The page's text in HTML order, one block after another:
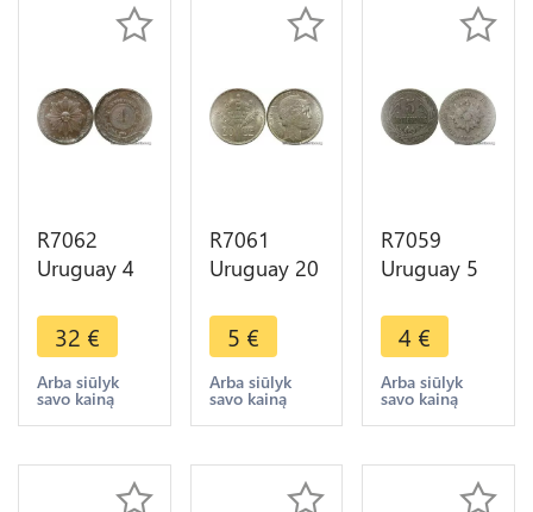
R7062
Uruguay 4
1869 H
Heaton ->
Make offer
32 €
Arba siūlyk
savo kainą
R7061
Uruguay 20
1945 So
San
Francisco
Silver ->
5 €
Arba siūlyk
savo kainą
R7059
Uruguay 5
1924 ->
Make offer
4 €
Arba siūlyk
savo kainą